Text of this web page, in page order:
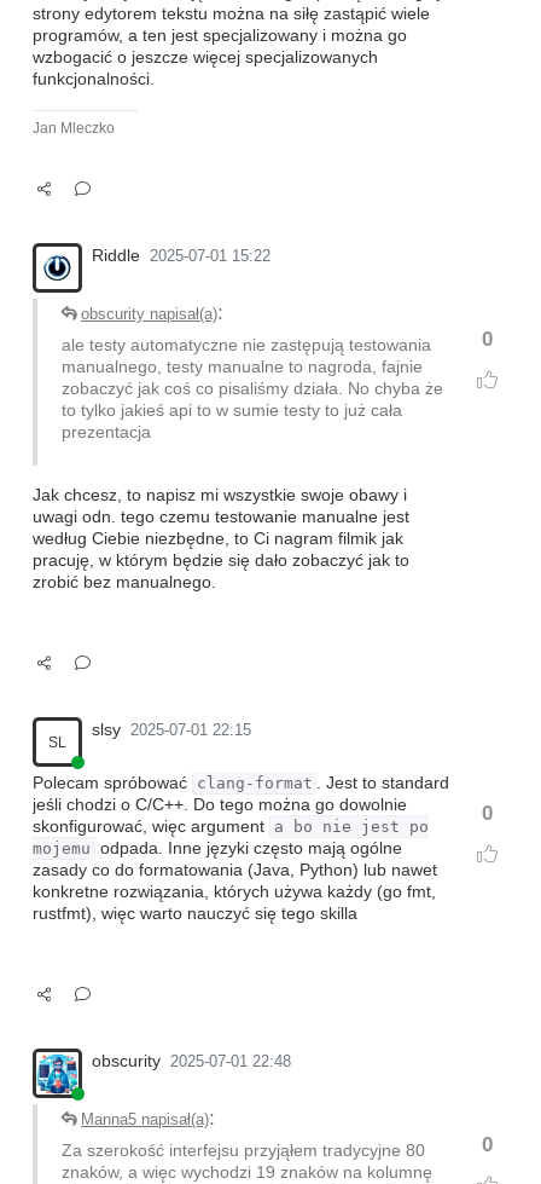
strony edytorem tekstu można na siłę zastąpić wiele
programów, a ten jest specjalizowany i można go
wzbogacić o jeszcze więcej specjalizowanych
funkcjonalności.
Jan Mleczko
Riddle 2025-07-01 15:22
0
obscurity napisał(a):
ale testy automatyczne nie zastępują testowania
manualnego, testy manualne to nagroda, fajnie
zobaczyć jak coś co pisaliśmy działa. No chyba że
to tylko jakieś api to w sumie testy to już cała
prezentacja
Jak chcesz, to napisz mi wszystkie swoje obawy i
uwagi odn. tego czemu testowanie manualne jest
według Ciebie niezbędne, to Ci nagram filmik jak
pracuję, w którym będzie się dało zobaczyć jak to
zrobić bez manualnego.
SL
slsy 2025-07-01 22:15
0
Polecam spróbować clang-format . Jest to standard
jeśli chodzi o C/C++. Do tego można go dowolnie
skonfigurować, więc argument a bo nie jest po
mojemu odpada. Inne języki często mają ogólne
zasady co do formatowania (Java, Python) lub nawet
konkretne rozwiązania, których używa każdy (go fmt,
rustfmt), więc warto nauczyć się tego skilla
obscurity 2025-07-01 22:48
0
Manna5 napisał(a):
Za szerokość interfejsu przyjąłem tradycyjne 80
znaków, a więc wychodzi 19 znaków na kolumnę